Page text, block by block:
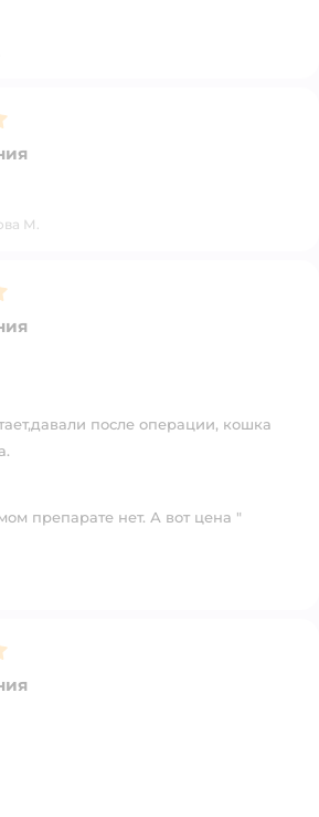
М.
после операции, кошка
препарате нет. А вот цена "